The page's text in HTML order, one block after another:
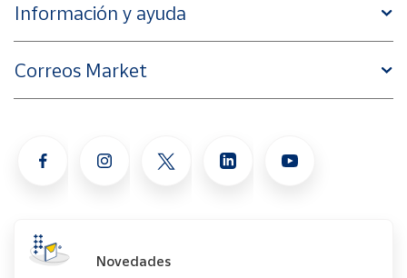
Información y ayuda
Correos Market
Novedades